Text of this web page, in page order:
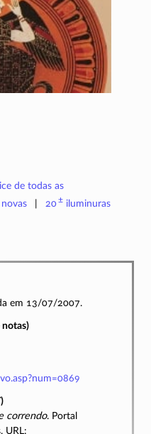
de todas as
novas 20±iluminuras
em 13/07/2007.
notas)
correndo. Portal
URL: